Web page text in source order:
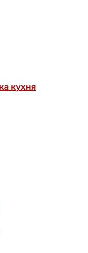
кухня